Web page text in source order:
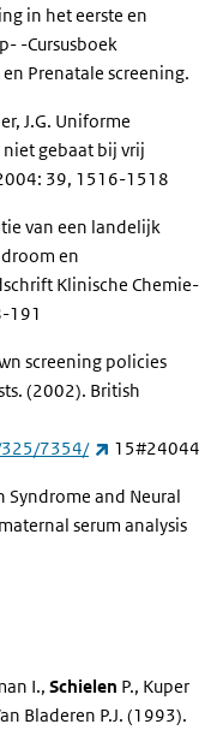
in het eerste en
-Cursusboek
Prenatale screening.
J.G. Uniforme
gebaat bij vrij
39, 1516-1518
van een landelijk
en
Klinische Chemie-
191
screening policies
(2002). British
7354/ (externe link)
15#24044
Syndrome and Neural
serum analysis
I., Schielen P., Kuper
Bladeren P.J. (1993).